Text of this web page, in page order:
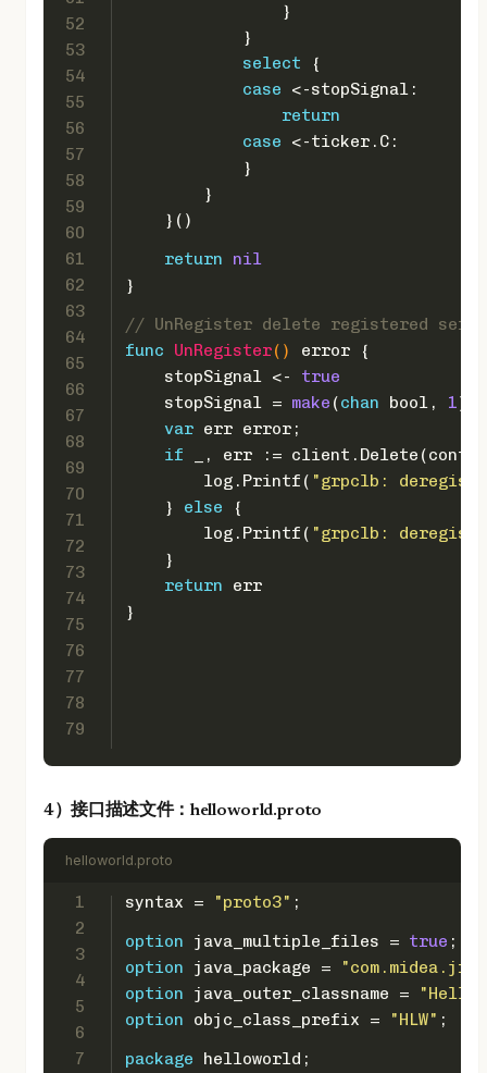
52
53
54
55
56
57
58
59
60
61
62
63
64
65
66
67
68
69
70
71
72
73
74
75
76
77
78
79
                }
            }
select {
case <-stopSignal:
return
case <-ticker.C:
            }
        }
    }()
return
nil
}
// UnRegister delete registered
func
UnRegister() error {
    stopSignal <-
true
    stopSignal =
make (chan bool , 1)
var err error ;
if _, err :=
        log.Printf(
"grpclb:
    }
else {
        log.Printf(
"grpclb:
    }
return err
}
4）接口描述文件：helloworld.proto
helloworld.proto
1
2
3
4
5
6
7
syntax = "proto3" ;
option java_multiple_files = true ;
option java_package =
option java_outer_classname =
option objc_class_prefix = "HLW" ;
package helloworld;